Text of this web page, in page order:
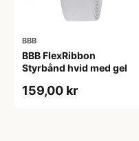
BBB
BBB FlexRibbon
Styrbånd hvid med gel
159,00 kr